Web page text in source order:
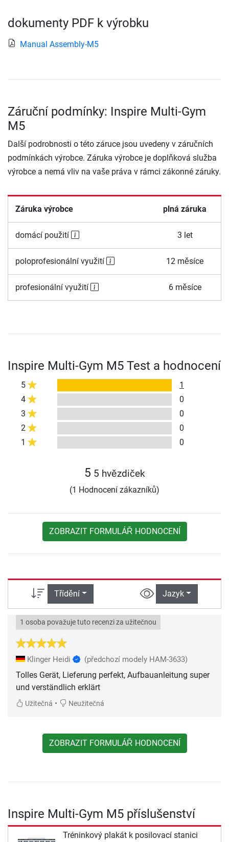
dokumenty PDF k výrobku
Manual Assembly-M5
Záruční podmínky: Inspire Multi-Gym
M5
Další podrobnosti o této záruce jsou uvedeny v záručních
podmínkách výrobce. Záruka výrobce je doplňková služba
výrobce a nemá vliv na vaše práva v rámci zákonné záruky.
Záruka výrobce plná záruka
domácí použití 3 let
poloprofesionální využití 12 měsíce
profesionální využití 6 měsíce
Inspire Multi-Gym M5 Test a hodnocení
5
1
4
0
3
0
2
0
1
0
5 5 hvězdiček
(1 Hodnocení zákazníků)
ZOBRAZIT FORMULÁŘ HODNOCENÍ
Třídění Jazyk
1 osoba považuje tuto recenzi za užitečnou
Klinger Heidi (předchozí modely HAM-3633)
Tolles Gerät, Lieferung perfekt, Aufbauanleitung super
und verständlich erklärt
Užitečná • Neužitečná
ZOBRAZIT FORMULÁŘ HODNOCENÍ
Inspire Multi-Gym M5 příslušenství
Tréninkový plakát k posilovací stanici